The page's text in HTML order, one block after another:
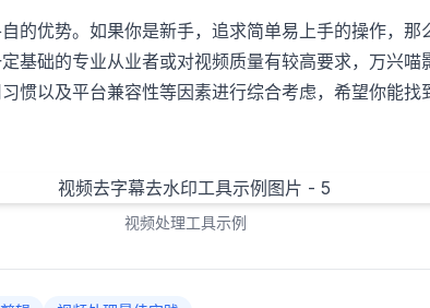
的优势。如果你是新手，追求简单易上手的操作，
基础的专业从业者或对视频质量有较高要求，万兴
惯以及平台兼容性等因素进行综合考虑，希望你能
视频处理工具示例